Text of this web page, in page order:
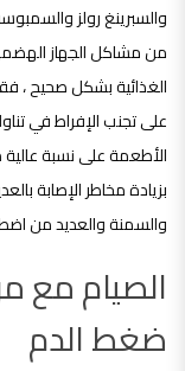
والسبرينغ رولز
من مشاكل الجهاز
الغذائية بشكل صحيح ،
على تجنب الإفراط في
الأطعمة على نسبة
بزيادة مخاطر الإصابة
والسمنة والعديد من
الصيام مع
ضغط الدم